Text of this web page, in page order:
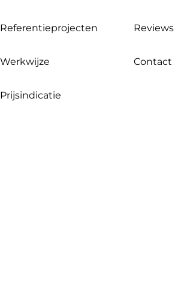
Referentieprojecten
Werkwijze
Prijsindicatie
Reviews
Contact